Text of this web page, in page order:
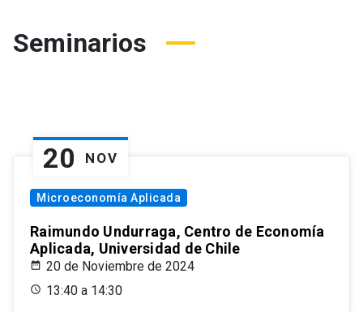
Seminarios
20 NOV
Microeconomía Aplicada
Raimundo Undurraga, Centro de Economía
Aplicada, Universidad de Chile
20 de Noviembre de 2024
13:40 a 14:30